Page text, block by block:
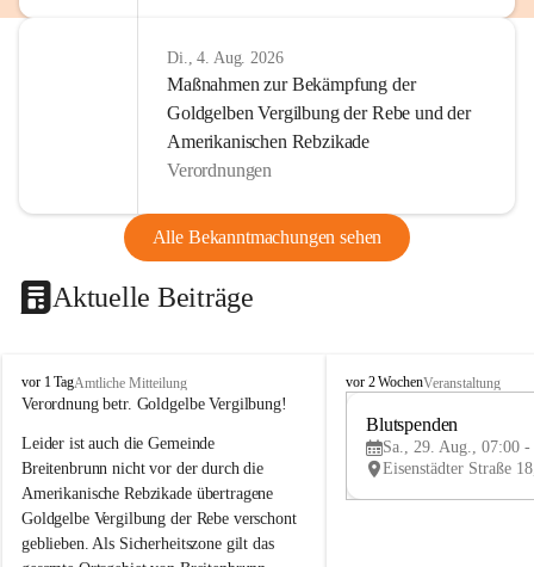
Di., 4. Aug. 2026
Maßnahmen zur Bekämpfung der
Goldgelben Vergilbung der Rebe und der
Amerikanischen Rebzikade
Verordnungen
Alle Bekanntmachungen sehen
Aktuelle Beiträge
B
r
i
t
e
n
b
r
vor 1 TagAmtliche Mitteilung
Verordnung betr. Goldgelbe Vergilbung!
Leider ist auch die Gemeinde
Breitenbrunn nicht vor der durch die
Amerikanische Rebzikade übertragene
Goldgelbe Vergilbung der Rebe verschont
geblieben. Als Sicherheitszone gilt das
B
e
vor 2 WochenVeranstaltung
Blutspenden
Sa., 29. Aug., 07:00 -